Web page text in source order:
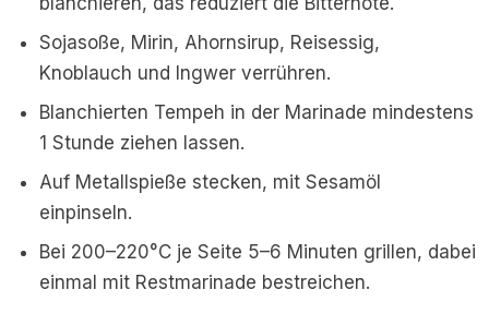
Sojasoße, Mirin, Ahornsirup, Reisessig,
Knoblauch und Ingwer verrühren.
Blanchierten Tempeh in der Marinade mindestens
1 Stunde ziehen lassen.
Auf Metallspieße stecken, mit Sesamöl
einpinseln.
Bei 200–220°C je Seite 5–6 Minuten grillen, dabei
einmal mit Restmarinade bestreichen.